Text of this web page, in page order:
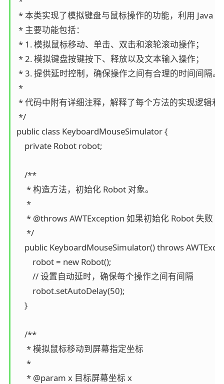
* 本类实现了模拟键盘与鼠标操作的功能，利用 Java
* 主要功能包括：
* 1. 模拟鼠标移动、单击、双击和滚轮滚动操作；
* 2. 模拟键盘按键按下、释放以及文本输入操作；
* 3. 提供延时控制，确保操作之间有合理的时间间隔。
*
* 代码中附有详细注释，解释了每个方法的实现逻辑和
*/
public class KeyboardMouseSimulator {
    private Robot robot;
    /**
     * 构造方法，初始化 Robot 对象。
     *
     * @throws AWTException 如果初始化 Robot 失败
     */
public KeyboardMouseSimulator() throws
        robot = new Robot();
        // 设置自动延时，确保每个操作之间有间隔
        robot.setAutoDelay(50);
    }
    /**
     * 模拟鼠标移动到屏幕指定坐标
     *
     * @param x 目标屏幕坐标 x